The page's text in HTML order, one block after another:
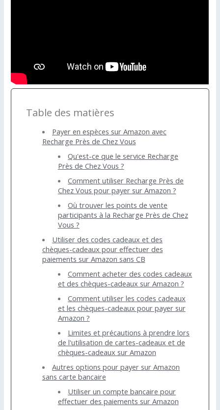
Table des matières
Payer en espèces sur Amazon avec
Recharge Près de Chez Vous
Qu'est-ce que le service Recharge
Près de Chez Vous ?
Comment utiliser Recharge Près de
Chez Vous pour payer sur Amazon ?
Où trouver les points de vente
participants à la Recharge Près de Chez
Vous ?
Utiliser des codes cadeaux et des
chèques-cadeaux pour effectuer des
paiements sur Amazon sans CB
Comment acheter des codes cadeaux
et des chèques-cadeaux sur Amazon ?
Comment utiliser les codes cadeaux
et les chèques-cadeaux pour payer sur
Amazon ?
Limites et précautions à prendre lors
de l'utilisation de cartes-cadeaux et de
chèques-cadeaux sur Amazon
Autres options pour payer sur Amazon
sans carte bancaire
Utiliser un compte bancaire pour
effectuer des paiements sur Amazon